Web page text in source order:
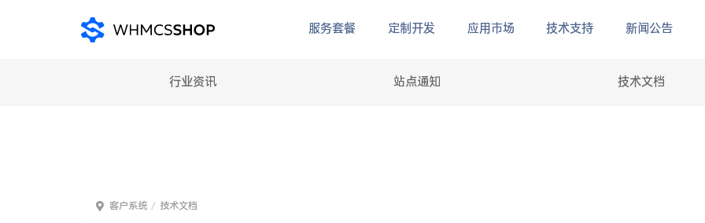
服务套餐 定制开发 应用市场 技术支持 新闻公告
行业资讯 站点通知 技术文档
客户系统 技术文档